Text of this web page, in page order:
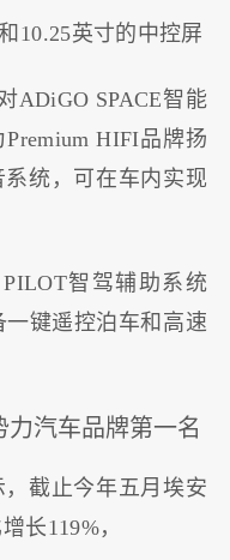
10.25英寸的中控屏
ADiGO SPACE智能
HIFI品牌扬
统，可在车内实现
智驾辅助系统
键遥控泊车和高速
汽车品牌第一名
截止今年五月埃安
长119%，